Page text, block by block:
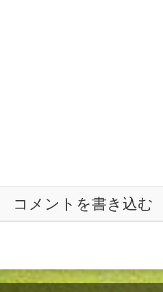
コメントを書き込む